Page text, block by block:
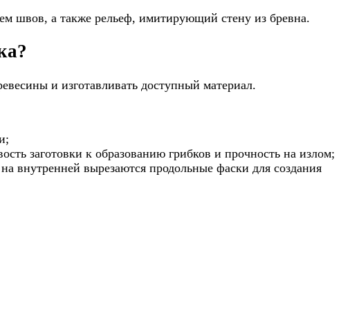
швов, а также рельеф, имитирующий стену из бревна.
и изготавливать доступный материал.
заготовки к образованию грибков и прочность на излом;
внутренней вырезаются продольные фаски для создания